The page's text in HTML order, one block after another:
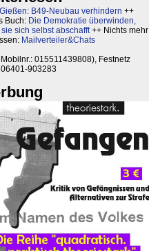
B49-Neubau verhindern ++
Buch: Die Demokratie überwinden,
sich selbst abschafft++ Nichts mehr
Mailverteiler&Chats
015511439808), Festnetz
903283